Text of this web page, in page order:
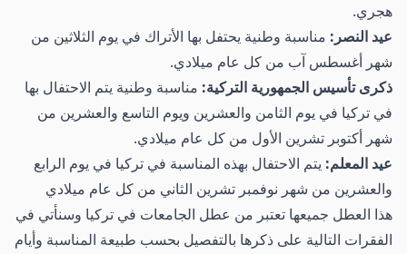
هجري.
عيد النصر: مناسبة وطنية يحتفل بها الأتراك في يوم الثلاثين من
شهر أغسطس آب من كل عام ميلادي.
ذكرى تأسيس الجمهورية التركية: مناسبة وطنية يتم الاحتفال بها
في تركيا في يوم الثامن والعشرين ويوم التاسع والعشرين من
شهر أكتوبر تشرين الأول من كل عام ميلادي.
عيد المعلم: يتم الاحتفال بهذه المناسبة في تركيا في يوم الرابع
والعشرين من شهر نوفمبر تشرين الثاني من كل عام ميلادي
هذا العطل جميعها تعتبر من عطل الجامعات في تركيا وسنأتي في
الفقرات التالية على ذكرها بالتفصيل بحسب طبيعة المناسبة وأيام